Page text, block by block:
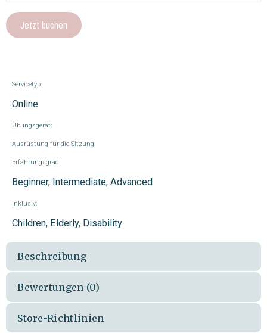
Jetzt buchen
Servicetyp:
Online
Übungsgerät:
Ausrüstung für die Sitzung:
Erfahrungsgrad:
Beginner, Intermediate, Advanced
Inklusiv:
Children, Elderly, Disability
Beschreibung
Bewertungen (0)
Store-Richtlinien